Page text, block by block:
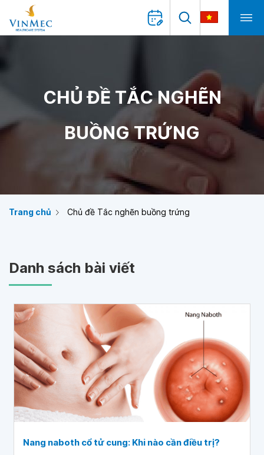
CHỦ ĐỀ TẮC NGHẼN
BUỒNG TRỨNG
Trang chủ Chủ đề Tắc nghẽn buồng trứng
Danh sách bài viết
Nang naboth cổ tử cung: Khi nào cần điều trị?